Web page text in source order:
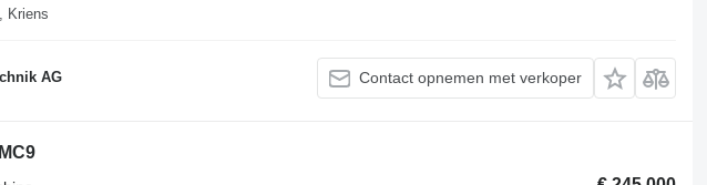
Kriens
AG Contact opnemen met verkoper